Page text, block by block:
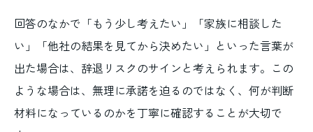
回答のなかで「もう少し考えたい」「家族に相談した
い」「他社の結果を見てから決めたい」といった言葉が
出た場合は、辞退リスクのサインと考えられます。この
ような場合は、無理に承諾を迫るのではなく、何が判断
材料になっているのかを丁寧に確認することが大切で